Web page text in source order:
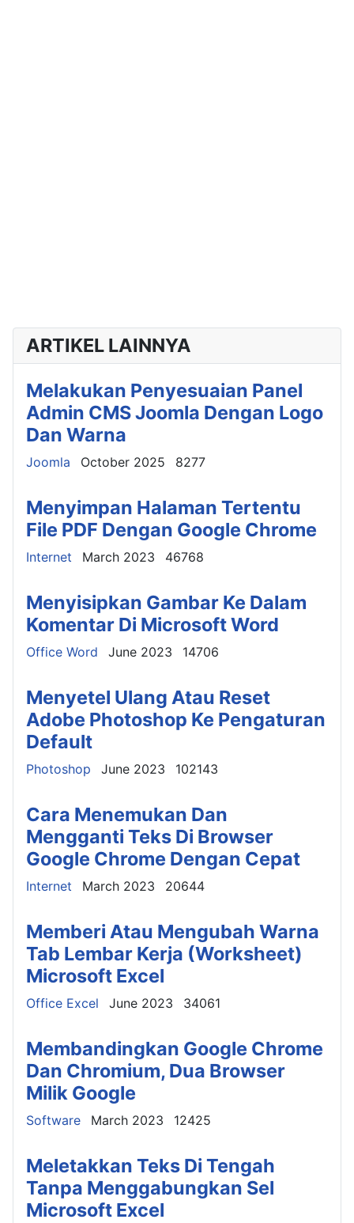
ARTIKEL LAINNYA
Melakukan Penyesuaian Panel
Admin CMS Joomla Dengan Logo
Dan Warna
Details
Joomla October 2025 8277
Menyimpan Halaman Tertentu
File PDF Dengan Google Chrome
Details
Internet March 2023 46768
Menyisipkan Gambar Ke Dalam
Komentar Di Microsoft Word
Details
Office Word June 2023 14706
Menyetel Ulang Atau Reset
Adobe Photoshop Ke Pengaturan
Default
Details
Photoshop June 2023 102143
Cara Menemukan Dan
Mengganti Teks Di Browser
Google Chrome Dengan Cepat
Details
Internet March 2023 20644
Memberi Atau Mengubah Warna
Tab Lembar Kerja (Worksheet)
Microsoft Excel
Details
Office Excel June 2023 34061
Membandingkan Google Chrome
Dan Chromium, Dua Browser
Milik Google
Details
Software March 2023 12425
Meletakkan Teks Di Tengah
Tanpa Menggabungkan Sel
Microsoft Excel